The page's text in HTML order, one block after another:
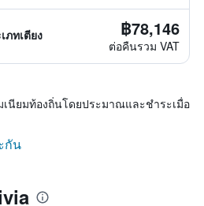
ภทเตียง ฿78,146
ต่อคืนรวม VAT
นียมท้องถิ่นโดยประมาณและชำระเมื่อ
กัน